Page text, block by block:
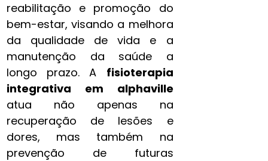
reabilitação e promoção do
bem-estar, visando a melhora
da qualidade de vida e a
manutenção da saúde a
longo prazo. A fisioterapia
integrativa​ em alphaville
atua não apenas na
recuperação de lesões e
dores, mas também na
prevenção de futuras